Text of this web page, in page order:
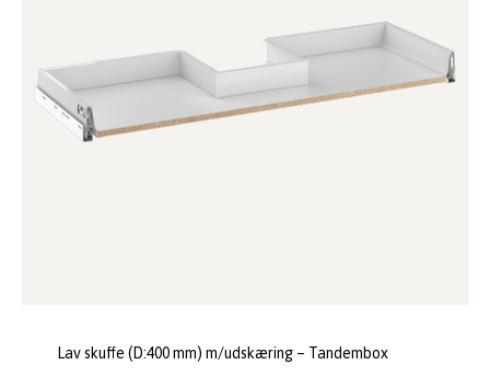
Lav skuffe (D:400 mm) m/udskæring – Tandembox